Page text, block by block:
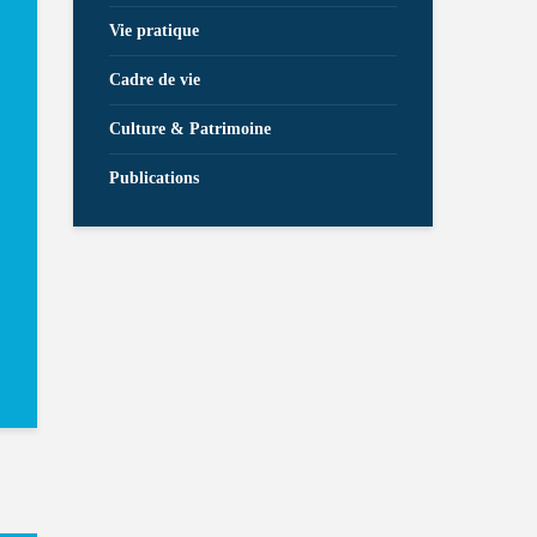
Vie pratique
Cadre de vie
Culture & Patrimoine
Publications